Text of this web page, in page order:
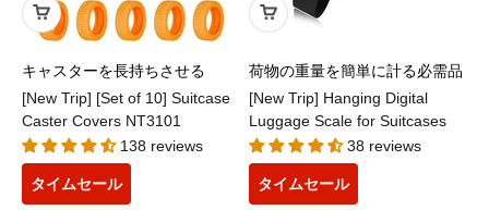
キャスターを長持ちさせる
[New Trip] [Set of 10] Suitcase
Caster Covers NT3101
138 reviews
タイムセール
荷物の重量を簡単に計る必需品
[New Trip] Hanging Digital
Luggage Scale for Suitcases
38 reviews
タイムセール